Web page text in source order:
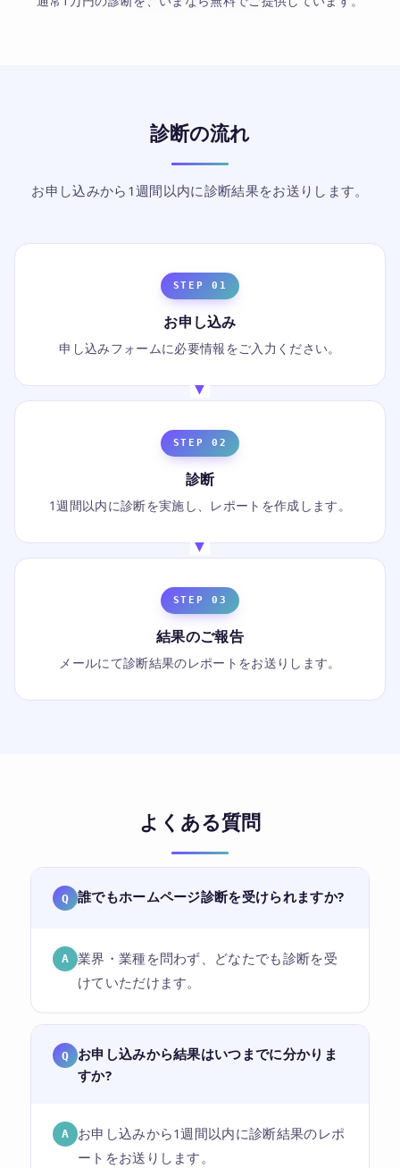
診断の流れ
お申し込みから1週間以内に診断結果をお送りします。
STEP 01
お申し込み
申し込みフォームに必要情報をご入力ください。
STEP 02
診断
1週間以内に診断を実施し、レポートを作成します。
STEP 03
結果のご報告
メールにて診断結果のレポートをお送りします。
よくある質問
Q 誰でもホームページ診断を受けられますか?
A
業界・業種を問わず、どなたでも診断を受
けていただけます。
Q
お申し込みから結果はいつまでに分かりま
すか?
A
お申し込みから1週間以内に診断結果のレポ
ートをお送りします。